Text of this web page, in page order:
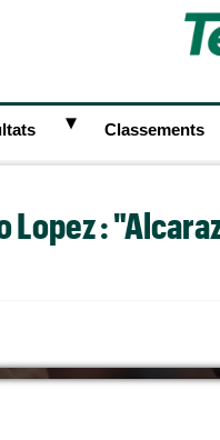
► Classements
Lopez :